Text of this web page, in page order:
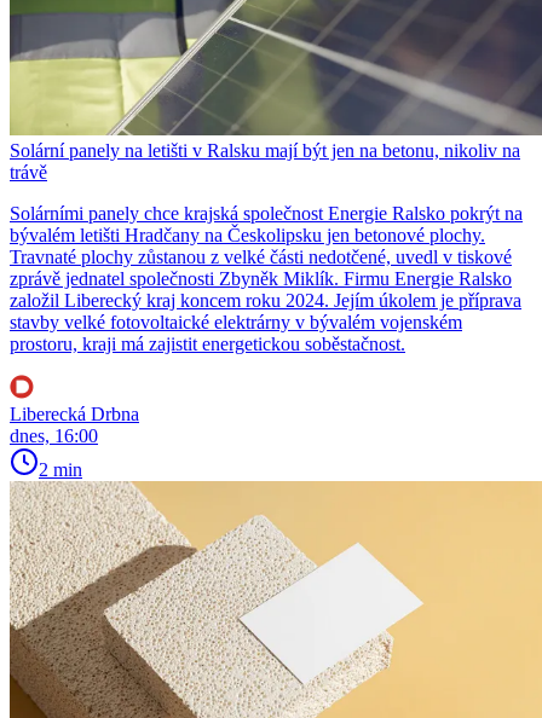
Solární panely na letišti v Ralsku mají být jen na betonu, nikoliv na
trávě
Solárními panely chce krajská společnost Energie Ralsko pokrýt na
bývalém letišti Hradčany na Českolipsku jen betonové plochy.
Travnaté plochy zůstanou z velké části nedotčené, uvedl v tiskové
zprávě jednatel společnosti Zbyněk Miklík. Firmu Energie Ralsko
založil Liberecký kraj koncem roku 2024. Jejím úkolem je příprava
stavby velké fotovoltaické elektrárny v bývalém vojenském
prostoru, kraji má zajistit energetickou soběstačnost.
Liberecká Drbna
dnes, 16:00
2 min